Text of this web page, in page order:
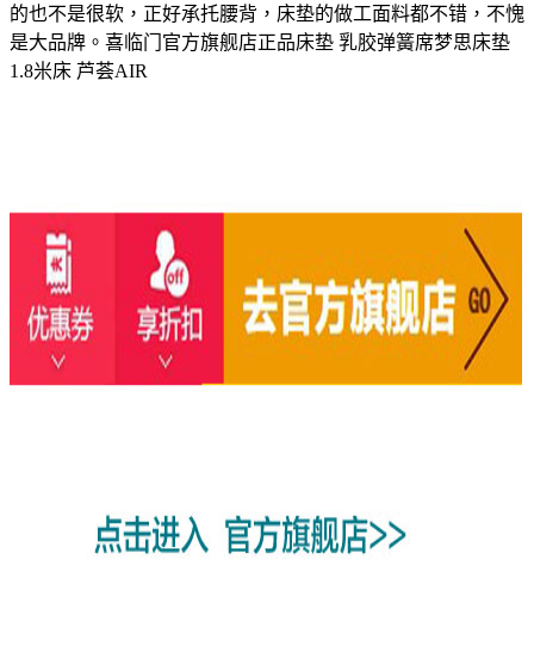
的也不是很软，正好承托腰背，床垫的做工面料都不错，不愧
是大品牌。喜临门官方旗舰店正品床垫 乳胶弹簧席梦思床垫
1.8米床 芦荟AIR